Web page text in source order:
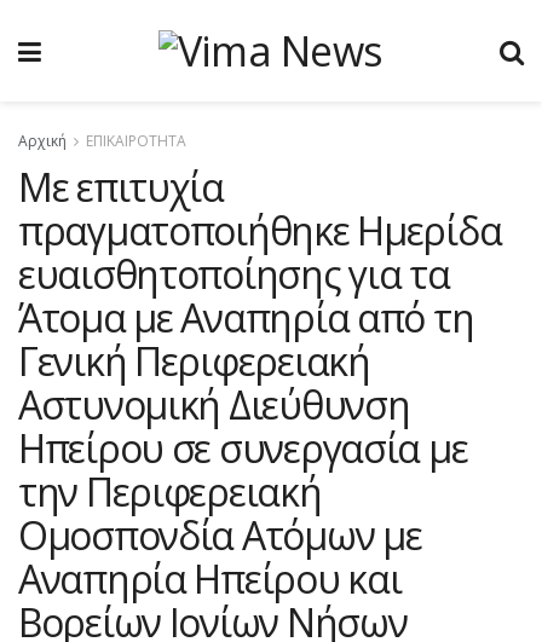
Αρχική ΕΠΙΚΑΙΡΟΤΗΤΑ
Με επιτυχία
πραγματοποιήθηκε Ημερίδα
ευαισθητοποίησης για τα
Άτομα με Αναπηρία από τη
Γενική Περιφερειακή
Αστυνομική Διεύθυνση
Ηπείρου σε συνεργασία με
την Περιφερειακή
Ομοσπονδία Ατόμων με
Αναπηρία Ηπείρου και
Βορείων Ιονίων Νήσων